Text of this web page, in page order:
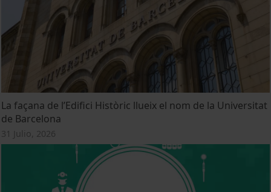
La façana de l’Edifici Històric llueix el nom de la Universitat
de Barcelona
31 Julio, 2026